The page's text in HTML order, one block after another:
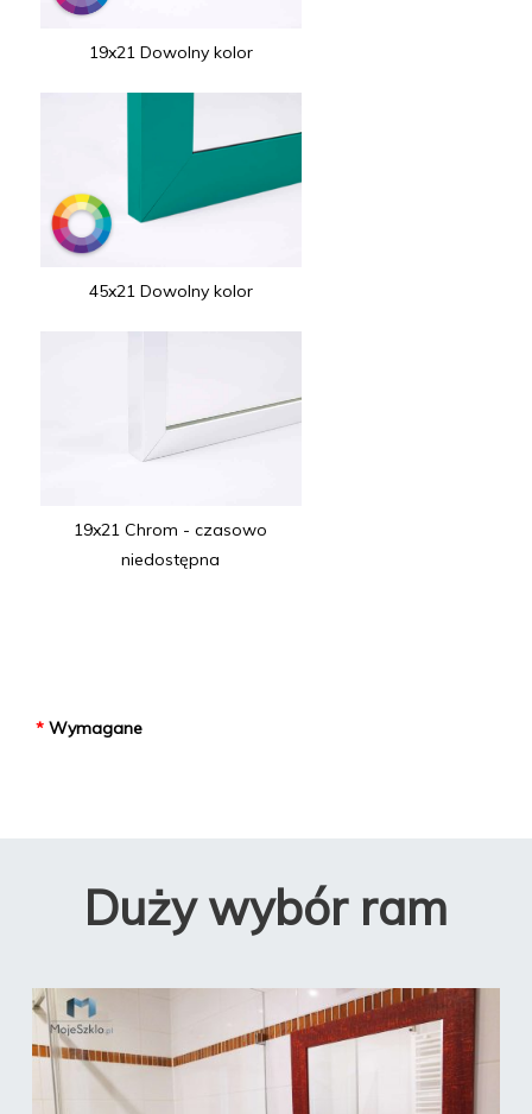
19x21 Dowolny kolor
45x21 Dowolny kolor
19x21 Chrom - czasowo
niedostępna
* Wymagane
Duży wybór ram